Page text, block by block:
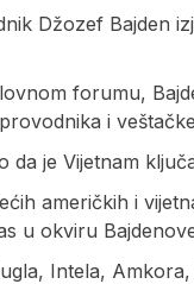
Džozef Bajden
forumu,
i
da je Vijetnam
američkih i
u okviru
Intela,